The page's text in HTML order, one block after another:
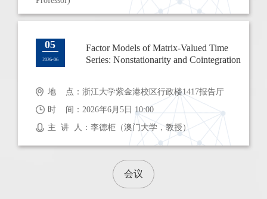
05
2026-06
Factor Models of Matrix-Valued Time
Series: Nonstationarity and Cointegration
地 点：浙江大学紫金港校区行政楼1417报告厅
时 间：2026年6月5日 10:00
主 讲 人：李德柜（澳门大学，教授）
会议